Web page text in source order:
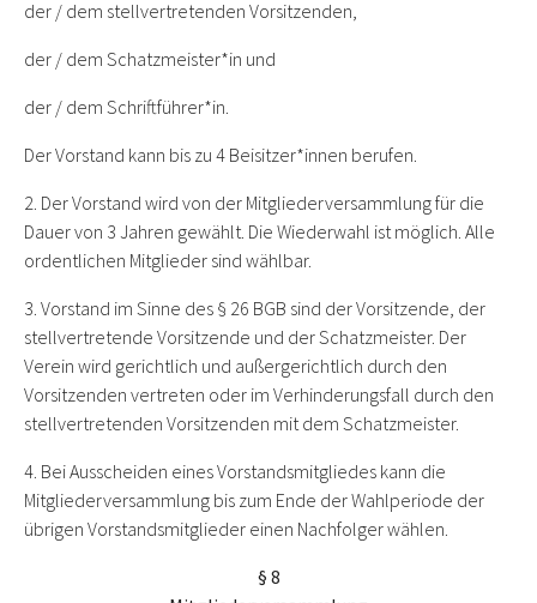
der / dem stellvertretenden Vorsitzenden,
der / dem Schatzmeister*in und
der / dem Schriftführer*in.
Der Vorstand kann bis zu 4 Beisitzer*innen berufen.
2. Der Vorstand wird von der Mitgliederversammlung für die
Dauer von 3 Jahren gewählt. Die Wiederwahl ist möglich. Alle
ordentlichen Mitglieder sind wählbar.
3. Vorstand im Sinne des § 26 BGB sind der Vorsitzende, der
stellvertretende Vorsitzende und der Schatzmeister. Der
Verein wird gerichtlich und außergerichtlich durch den
Vorsitzenden vertreten oder im Verhinderungsfall durch den
stellvertretenden Vorsitzenden mit dem Schatzmeister.
4. Bei Ausscheiden eines Vorstandsmitgliedes kann die
Mitgliederversammlung bis zum Ende der Wahlperiode der
übrigen Vorstandsmitglieder einen Nachfolger wählen.
§ 8